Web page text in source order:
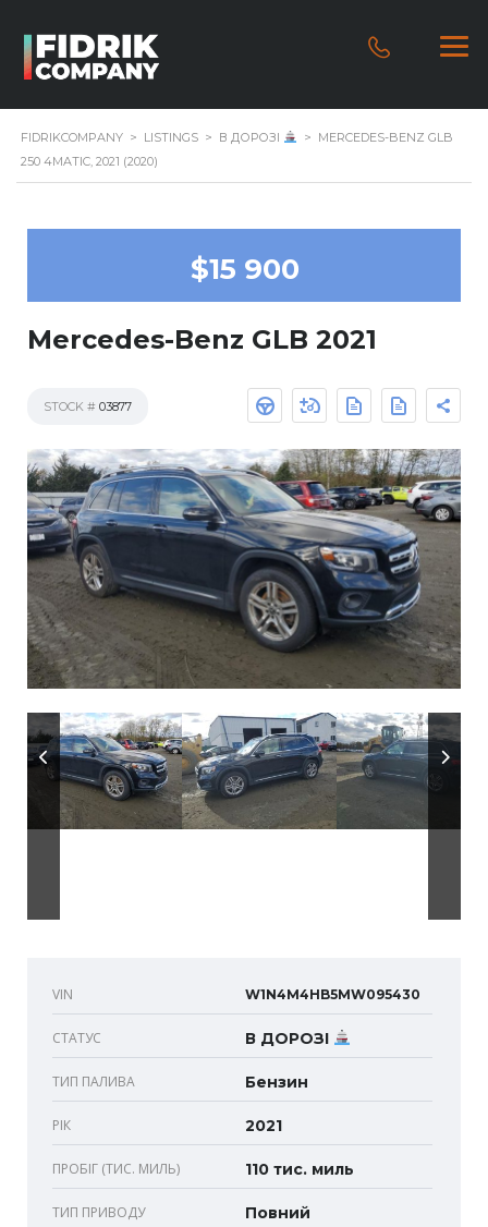
FIDRIKCOMPANY > LISTINGS > В ДОРОЗІ > MERCEDES-BENZ GLB
250 4MATIC, 2021 (2020)
$15 900
Mercedes-Benz GLB 2021
STOCK # 03877
VIN W1N4M4HB5MW095430
СТАТУС В ДОРОЗІ
ТИП ПАЛИВА Бензин
РІК 2021
ПРОБІГ (ТИС. МИЛЬ) 110 тис. миль
ТИП ПРИВОДУ Повний